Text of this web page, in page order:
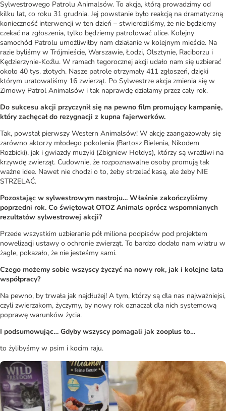
Sylwestrowego Patrolu Animalsów. To akcja, którą prowadzimy od
kilku lat, co roku 31 grudnia. Jej powstanie było reakcją na dramatyczną
konieczność interwencji w ten dzień – stwierdziliśmy, że nie będziemy
czekać na zgłoszenia, tylko będziemy patrolować ulice. Kolejny
samochód Patrolu umożliwiłby nam działanie w kolejnym mieście. Na
razie byliśmy w Trójmieście, Warszawie, Łodzi, Olsztynie, Raciborzu i
Kędzierzynie-Koźlu. W ramach tegorocznej akcji udało nam się uzbierać
około 40 tys. złotych. Nasze patrole otrzymały 411 zgłoszeń, dzięki
którym uratowaliśmy 16 zwierząt. Po Sylwestrze akcja zmienia się w
Zimowy Patrol Animalsów i tak naprawdę działamy przez cały rok.
Do sukcesu akcji przyczynił się na pewno film promujący kampanię,
który zachęcał do rezygnacji z kupna fajerwerków.
Tak, powstał pierwszy Western Animalsów! W akcję zaangażowały się
zarówno aktorzy młodego pokolenia (Bartosz Bielenia, Nikodem
Rozbicki), jak i gwiazdy muzyki (Zbigniew Hołdys), którzy są wrażliwi na
krzywdę zwierząt. Cudownie, że rozpoznawalne osoby promują tak
ważne idee. Nawet nie chodzi o to, żeby strzelać kasą, ale żeby NIE
STRZELAĆ.
Pozostając w sylwestrowym nastroju… Właśnie zakończyliśmy
poprzedni rok. Co świętował OTOZ Animals oprócz wspomnianych
rezultatów sylwestrowej akcji?
Przede wszystkim uzbieranie pół miliona podpisów pod projektem
nowelizacji ustawy o ochronie zwierząt. To bardzo dodało nam wiatru w
żagle, pokazało, że nie jesteśmy sami.
Czego możemy sobie wszyscy życzyć na nowy rok, jak i kolejne lata
współpracy?
Na pewno, by trwała jak najdłużej! A tym, którzy są dla nas najważniejsi,
czyli zwierzakom, życzymy, by nowy rok oznaczał dla nich systemową
poprawę warunków życia.
I podsumowując… Gdyby wszyscy pomagali jak zooplus to…
to żylibyśmy w psim i kocim raju.